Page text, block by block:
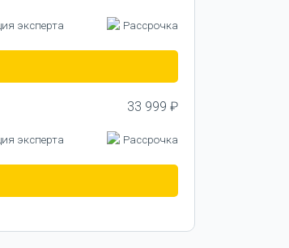
эксперта Рассрочка
33 999 ₽
эксперта Рассрочка